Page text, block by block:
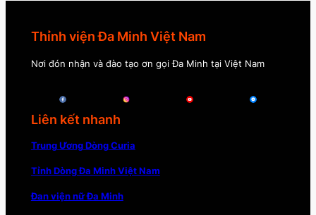
Thỉnh viện Đa Minh Việt Nam
Nơi đón nhận và đào tạo ơn gọi Đa Minh tại Việt Nam
Liên kết nhanh
Trung Ương Dòng Curia
Tỉnh Dòng Đa Minh Việt Nam
Đan viện nữ Đa Minh